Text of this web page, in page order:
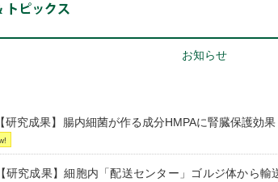
お知らせ
【研究成果】腸内細菌が作る成分HMPAに腎臓保護効
【研究成果】細胞内「配送センター」ゴルジ体から